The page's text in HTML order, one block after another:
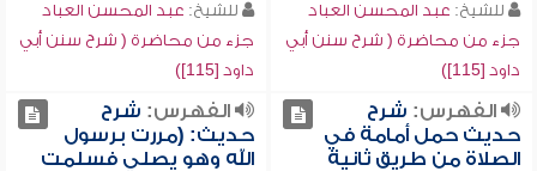
للشيخ: عبد المحسن العباد
جزء من محاضرة ( شرح سنن أبي
داود [115])
للشيخ: عبد المحسن العباد
جزء من محاضرة ( شرح سنن أبي
داود [115])
الفهرس: شرح
حديث حمل أمامة في
الصلاة من طريق ثانية
الفهرس: شرح
حديث: (مررت برسول
الله وهو يصلي فسلمت